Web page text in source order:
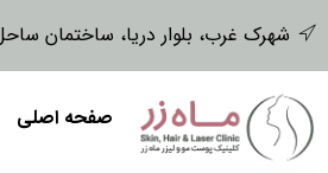
شهرک غرب، بلوار دریا، ساختمان
صفحه اصلی